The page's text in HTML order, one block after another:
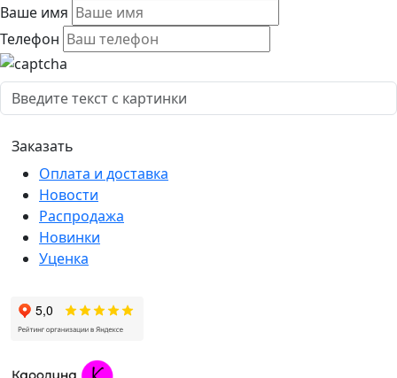
Ваше имя
Телефон
Оплата и доставка
Новости
Распродажа
Новинки
Уценка